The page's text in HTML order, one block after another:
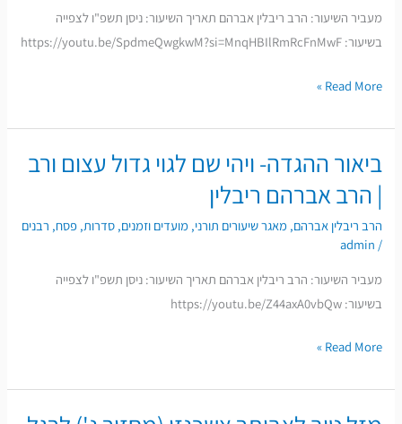
מעביר השיעור: הרב ריבלין אברהם תאריך השיעור: ניסן תשפ"ו לצפייה
בשיעור: https://youtu.be/SpdmeQwgkwM?si=MnqHBIlRmRcFnMwF
הרב
טוביה
Read More »
ביאור ההגדה- ויהי שם לגוי גדול עצום ורב
| הרב אברהם ריבלין
הרב ריבלין אברהם, מאגר שיעורים תורני, מועדים וזמנים,סדרות,פסח, רבנים
/
admin
מעביר השיעור: הרב ריבלין אברהם תאריך השיעור: ניסן תשפ"ו לצפייה
בשיעור: https://youtu.be/Z44axA0vbQw
ביאור
ההגדה-
ויהי
שם
לגוי
גדול
עצום
|
Read More »